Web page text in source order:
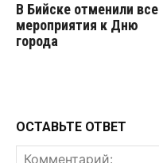
В Бийске отменили все
мероприятия к Дню
города
ОСТАВЬТЕ ОТВЕТ